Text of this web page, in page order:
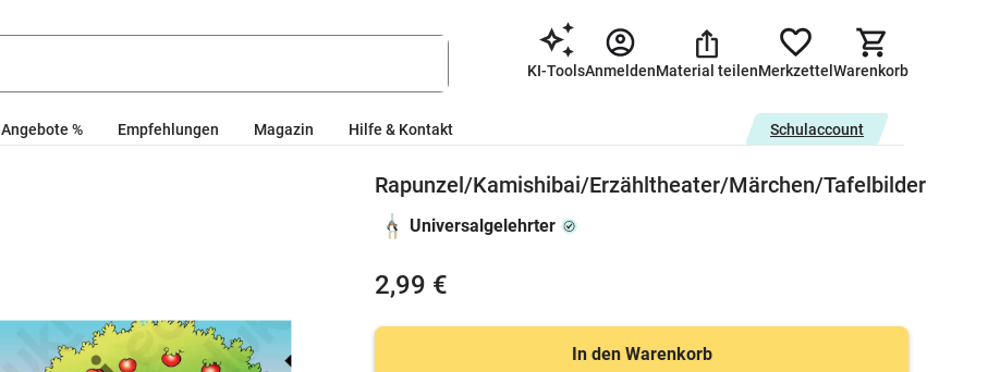
KI-ToolsAnmeldenMaterial teilenMerkzettel Warenkorb
Angebote % Empfehlungen Magazin Hilfe & Kontakt Schulaccount
Rapunzel/Kamishibai/Erzähltheater/Märchen/Tafelbilder
Universalgelehrter
2,99 €
In den Warenkorb